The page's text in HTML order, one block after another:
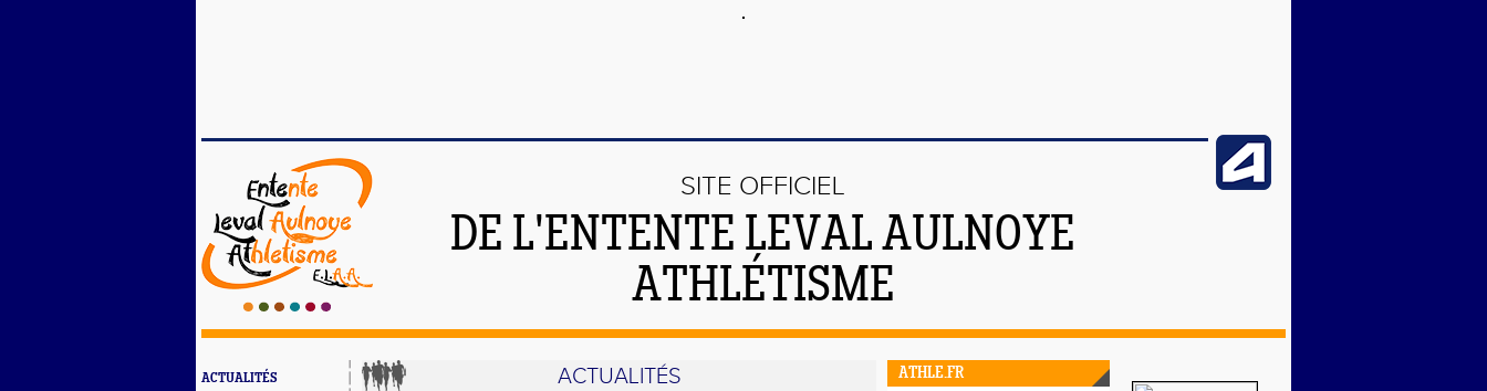
SITE OFFICIEL
DE L'ENTENTE LEVAL AULNOYE
ATHLÉTISME
ACTUALITÉS ACTUALITÉS
ATHLE.FR